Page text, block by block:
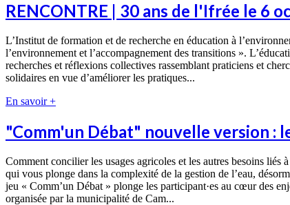
RENCONTRE | 30 ans de l'Ifrée le 6
L’Institut de formation et de recherche en éducation à
l’environnement et l’accompagnement des transitions ».
recherches et réflexions collectives rassemblant praticiens et
solidaires en vue d’améliorer les pratiques...
En savoir +
"Comm'un Débat" nouvelle version :
Comment concilier les usages agricoles et les autres besoins
qui vous plonge dans la complexité de la gestion de l’eau,
jeu « Comm’un Débat » plonge les participant·es au cœur des
organisée par la municipalité de Cam...